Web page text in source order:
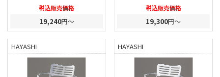
税込販売価格
19,240円～
税込販売価格
19,300円～
HAYASHI HAYASHI